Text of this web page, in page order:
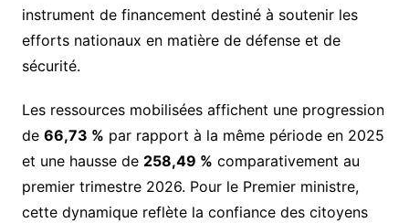
instrument de financement destiné à soutenir les
efforts nationaux en matière de défense et de
sécurité.
Les ressources mobilisées affichent une progression
de 66,73 % par rapport à la même période en 2025
et une hausse de 258,49 % comparativement au
premier trimestre 2026. Pour le Premier ministre,
cette dynamique reflète la confiance des citoyens